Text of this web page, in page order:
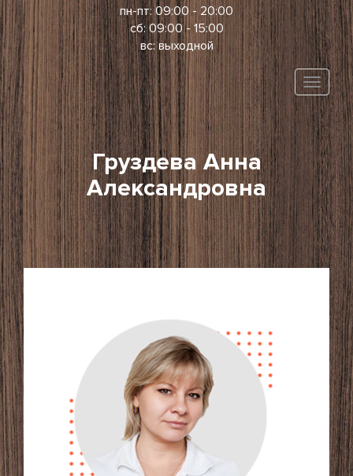
пн-пт: 09:00 - 20:00
сб: 09:00 - 15:00
вс: выходной
Toggle
Груздева Анна
Александровна